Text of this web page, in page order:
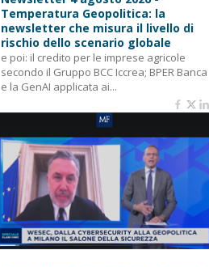
Temperatura Geopolitica: la
newsletter che misura il livello di
rischio dello scenario globale
e poi: il credito per le imprese agricole
secondo il Gruppo BCC Iccrea; BPER Banca
e la GenAI applicata ai...